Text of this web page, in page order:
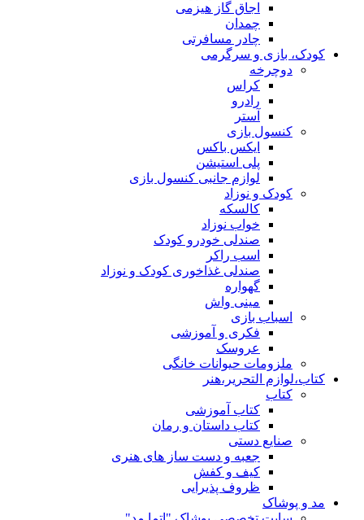
اجاق گاز هیزمی
چمدان
چادر مسافرتی
کودک، بازی و سرگرمی
دوچرخه
کراس
رادرو
آستر
کنسول بازی
ایکس باکس
پلی استیشن
لوازم جانبی کنسول بازی
کودک و نوزاد
کالسکه
خواب نوزاد
صندلی خودرو کودک
اسب راکر
صندلی غذاخوری کودک و نوزاد
گهواره
مینی واش
اسباب بازی
فکری و آموزشی
عروسک
ملزومات حیوانات خانگی
کتاب،لوازم التحریر،هنر
کتاب
کتاب آموزشی
کتاب داستان و رمان
صنایع دستی
جعبه و دست ساز های هنری
کیف و کفش
ظروف پذیرایی
مد و پوشاک